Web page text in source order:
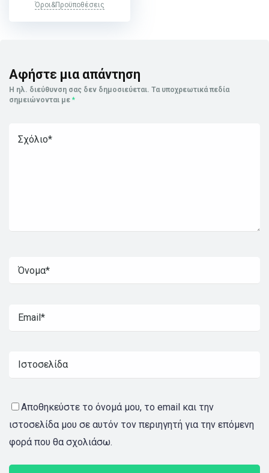
Όροι&Προϋποθέσεις
Αφήστε μια απάντηση
Η ηλ. διεύθυνση σας δεν δημοσιεύεται. Τα υποχρεωτικά πεδία
σημειώνονται με *
Αποθηκεύστε το όνομά μου, το email και την
ιστοσελίδα μου σε αυτόν τον περιηγητή για την επόμενη
φορά που θα σχολιάσω.